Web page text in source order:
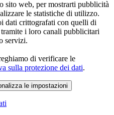
sito web, per mostrarti pubblicità
le statistiche di utilizzo.
dati crittografati con quelli di
i loro canali pubblicitari
servizi.
di verificare le
sulla protezione dei dati.
le impostazioni